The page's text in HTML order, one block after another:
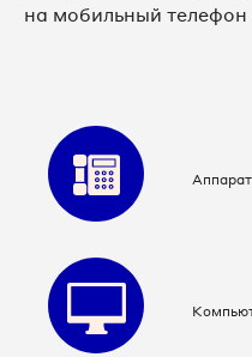
на мобильный телефон